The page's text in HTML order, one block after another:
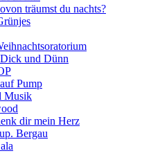
träumst du nachts?
und Dünn
Pump
Musik
dir mein Herz
Bergau